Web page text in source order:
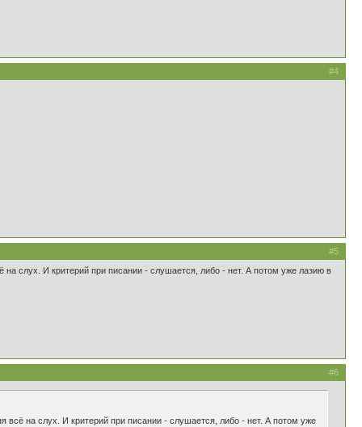
#4
#5
слух. И критерий при писании - слушается, либо - нет. А потом уже лазию в
#6
всё на слух. И критерий при писании - слушается, либо - нет. А потом уже